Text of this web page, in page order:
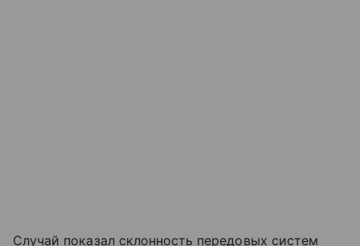
Случай показал склонность передовых систем